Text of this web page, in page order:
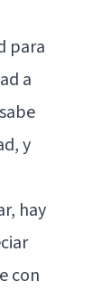
para
a
y
hay
con